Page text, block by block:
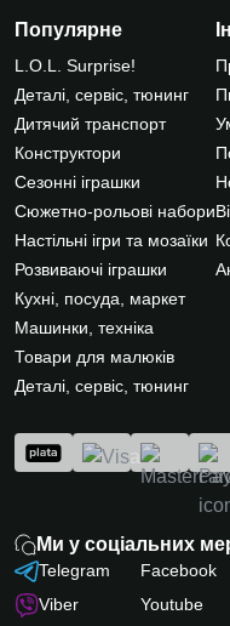
Популярне
L.O.L. Surprise!
Деталі, сервіс, тюнинг
Дитячий транспорт
Конструктори
Сезонні іграшки
Сюжетно-рольові набори
Настільні ігри та мозаїки
Розвиваючі іграшки
Кухні, посуда, маркет
Машинки, техніка
Товари для малюків
Деталі, сервіс, тюнинг
Ми у соціальних
Telegram
Viber
Facebook
Youtube